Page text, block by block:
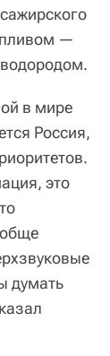
—
в мире
Россия,
это
думать